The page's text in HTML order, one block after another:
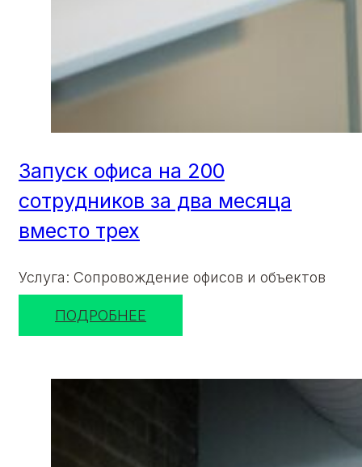
Запуск офиса на 200
сотрудников за два месяца
вместо трех
Услуга: Сопровождение офисов и объектов
ПОДРОБНЕЕ